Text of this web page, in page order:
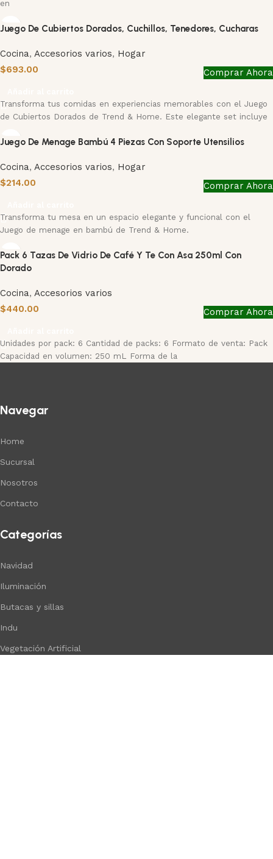
en
Juego De Cubiertos Dorados, Cuchillos, Tenedores, Cucharas
Cocina, Accesorios varios, Hogar
$693.00 Comprar Ahora
Transforma tus comidas en experiencias memorables con el Juego
de Cubiertos Dorados de Trend & Home. Este elegante set incluye
Juego De Menage Bambú 4 Piezas Con Soporte Utensilios
Cocina, Accesorios varios, Hogar
$214.00 Comprar Ahora
Transforma tu mesa en un espacio elegante y funcional con el
Juego de menage en bambú de Trend & Home.
Pack 6 Tazas De Vidrio De Café Y Te Con Asa 250ml Con
Dorado
Cocina, Accesorios varios
$440.00 Comprar Ahora
Unidades por pack: 6 Cantidad de packs: 6 Formato de venta: Pack
Capacidad en volumen: 250 mL Forma de la
Navegar
Home
Sucursal
Nosotros
Contacto
Categorías
Navidad
Iluminación
Butacas y sillas
Indu
Vegetación Artificial